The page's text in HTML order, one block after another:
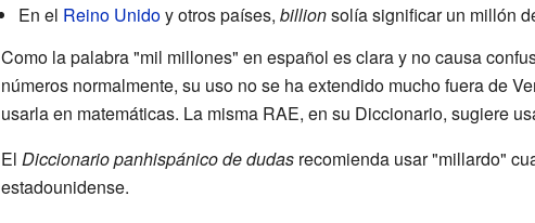
En el Reino Unidoy otros países, billionsolía significar un millón
Como la palabra "mil millones" en español es clara y no causa
números normalmente, su uso no se ha extendido mucho fuera de
usarla en matemáticas. La misma RAE, en su Diccionario, sugiere
El Diccionario panhispánico de dudasrecomienda usar "millardo"
estadounidense.